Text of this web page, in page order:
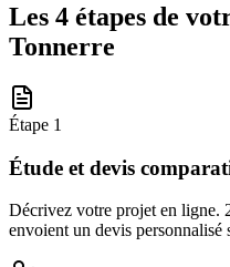
Les 4 étapes de
Tonnerre
Étape 1
Étude et devis
Décrivez votre projet en ligne.
envoient un devis personnalisé